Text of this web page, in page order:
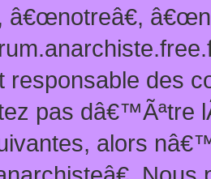
â€œnotreâ€,
responsable des
pas dâ€™Ãªtre
alors